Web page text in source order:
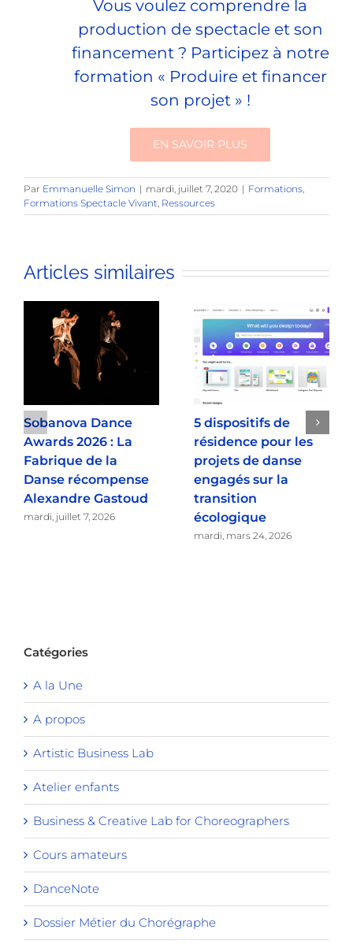
Vous voulez comprendre la
production de spectacle et son
financement ? Participez à notre
formation « Produire et financer
son projet » !
EN SAVOIR PLUS
Par Emmanuelle Simon | mardi, juillet 7, 2020 | Formations,
Formations Spectacle Vivant, Ressources
Articles similaires
Sobanova Dance
Awards 2026 : La
Fabrique de la
Danse récompense
Alexandre Gastoud
mardi, juillet 7, 2026
5 dispositifs de
résidence pour les
projets de danse
engagés sur la
transition
écologique
mardi, mars 24, 2026
Catégories
A la Une
A propos
Artistic Business Lab
Atelier enfants
Business & Creative Lab for Choreographers
Cours amateurs
DanceNote
Dossier Métier du Chorégraphe